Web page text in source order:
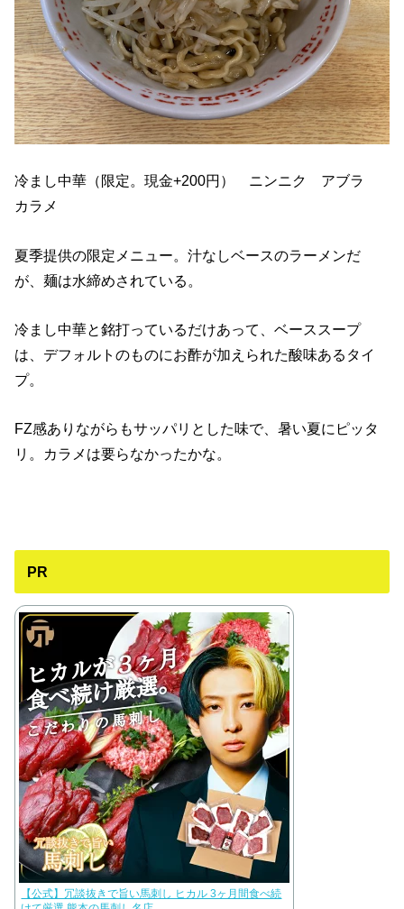
冷まし中華（限定。現金+200円） ニンニク アブラ
カラメ
夏季提供の限定メニュー。汁なしベースのラーメンだ
が、麺は水締めされている。
冷まし中華と銘打っているだけあって、ベーススープ
は、デフォルトのものにお酢が加えられた酸味あるタイ
プ。
FZ感ありながらもサッパリとした味で、暑い夏にピッタ
リ。カラメは要らなかったかな。
PR
【公式】冗談抜きで旨い馬刺し ヒカル 3ヶ月間食べ続